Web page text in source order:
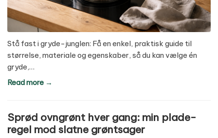
Stå fast i gryde-junglen: Få en enkel, praktisk guide til
størrelse, materiale og egenskaber, så du kan vælge én
gryde,…
Read more →
Sprød ovngrønt hver gang: min plade-
regel mod slatne grøntsager